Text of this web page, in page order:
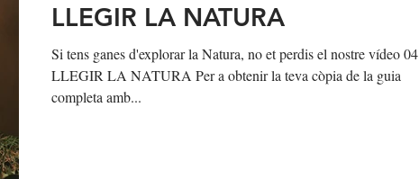
LLEGIR LA NATURA
Si tens ganes d'explorar la Natura, no et perdis el nostre vídeo 04
LLEGIR LA NATURA Per a obtenir la teva còpia de la guia
completa amb...